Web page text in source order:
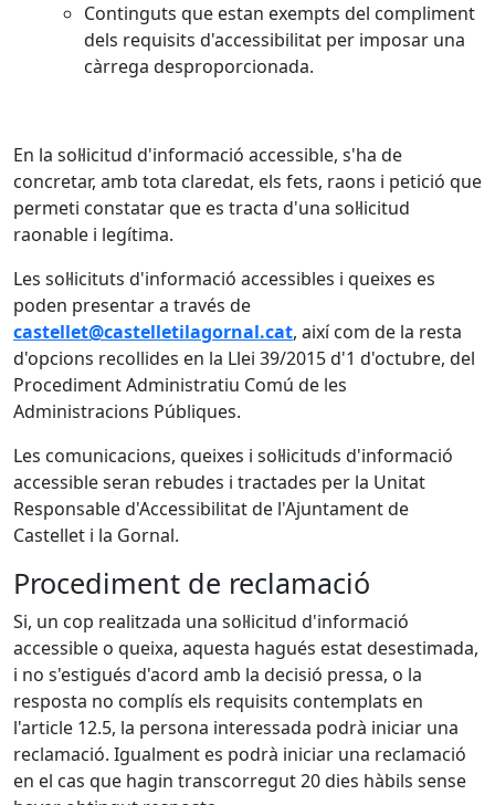
Continguts que estan exempts del compliment
dels requisits d'accessibilitat per imposar una
càrrega desproporcionada.
En la sol·licitud d'informació accessible, s'ha de
concretar, amb tota claredat, els fets, raons i petició que
permeti constatar que es tracta d'una sol·licitud
raonable i legítima.
Les sol·licituts d'informació accessibles i queixes es
poden presentar a través de
castellet@castelletilagornal.cat, així com de la resta
d'opcions recollides en la Llei 39/2015 d'1 d'octubre, del
Procediment Administratiu Comú de les
Administracions Públiques.
Les comunicacions, queixes i sol·licituds d'informació
accessible seran rebudes i tractades per la Unitat
Responsable d'Accessibilitat de l'Ajuntament de
Castellet i la Gornal.
Procediment de reclamació
Si, un cop realitzada una sol·licitud d'informació
accessible o queixa, aquesta hagués estat desestimada,
i no s'estigués d'acord amb la decisió pressa, o la
resposta no complís els requisits contemplats en
l'article 12.5, la persona interessada podrà iniciar una
reclamació. Igualment es podrà iniciar una reclamació
en el cas que hagin transcorregut 20 dies hàbils sense